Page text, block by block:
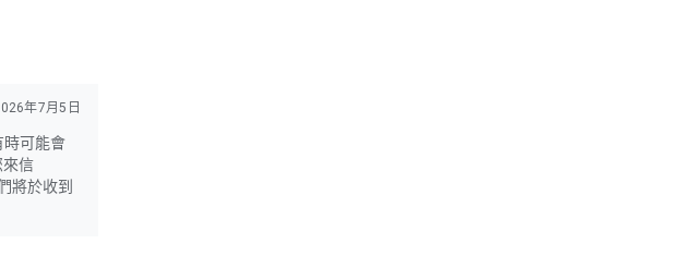
年7月5日
可能會
信
將於收到